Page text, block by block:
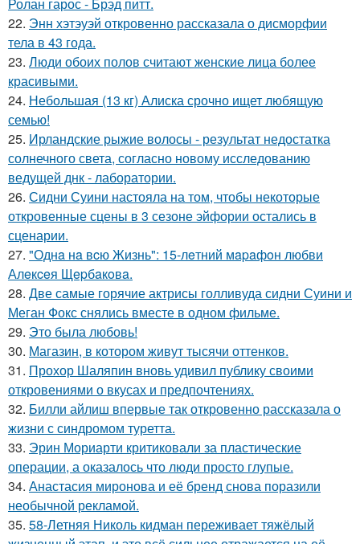
22. Энн хэтэуэй откровенно рассказала о дисморфии
тела в 43 года.
23. Люди обоих полов считают женские лица более
красивыми.
24. Небольшая (13 кг) Алиска срочно ищет любящую
семью!
25. Ирландские рыжие волосы - результат недостатка
солнечного света, согласно новому исследованию
ведущей днк - лаборатории.
26. Сидни Суини настояла на том, чтобы некоторые
откровенные сцены в 3 сезоне эйфории остались в
сценарии.
27. "Однa нa вcю Жизнь": 15-лeтний мapaфoн любви
Алeкceя Щepбaкoвa.
28. Две самые горячие актрисы голливуда сидни Суини и
Меган Фокс снялись вместе в одном фильме.
29. Это была любовь!
30. Магазин, в котором живут тысячи оттенков.
31. Прохор Шаляпин вновь удивил публику своими
откровениями о вкусах и предпочтениях.
32. Билли айлиш впервые так откровенно рассказала о
жизни с синдромом туретта.
33. Эрин Мориарти критиковали за пластические
операции, а оказалось что люди просто глупые.
34. Анастасия миронова и её бренд снова поразили
необычной рекламой.
35. 58-Летняя Николь кидман переживает тяжёлый